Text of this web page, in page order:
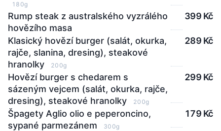
180g
Rump steak z australského vyzrálého
hovězího masa
399 Kč
Klasický hovězí burger (salát, okurka,
rajče, slanina, dresing), steakové
hranolky
200g
289 Kč
Hovězí burger s chedarem s
sázeným vejcem (salát, okurka, rajče,
dresing), steakové hranolky
200g
299 Kč
Špagety Aglio olio e peperoncino,
sypané parmezánem
300g
179 Kč